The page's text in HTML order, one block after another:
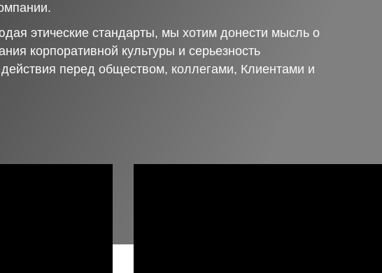
этические стандарты, мы хотим донести мысль о
корпоративной культуры и серьезность
действия перед обществом, коллегами, Клиентами и